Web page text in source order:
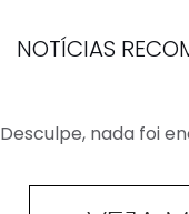
NOTÍCIAS
Desculpe, nada foi